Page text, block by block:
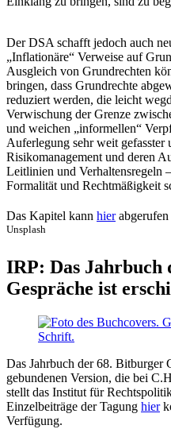
Der DSA schafft jedoch auch
„Inflationäre“ Verweise auf
Ausgleich von Grundrechten
bringen, dass Grundrechte
reduziert werden, die leicht
Verwischung der Grenze
und weichen „informellen“
Auferlegung sehr weit
Risikomanagement und deren
Leitlinien und Verhaltensregeln
Formalität und Rechtmäßigkeit
Das Kapitel kann hierabgerufen
Unsplash
IRP: Das Jahrbuch
Gespräche ist
Das Jahrbuch der 68. Bitburger
gebundenen Version, die bei
stellt das Institut für
Einzelbeiträge der Tagung hier
Verfügung.